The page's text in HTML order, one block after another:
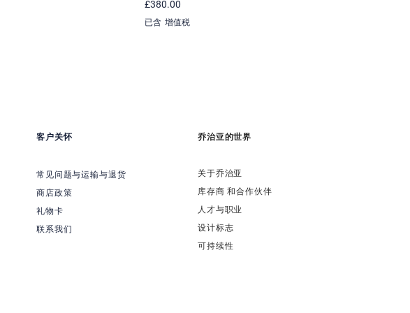
價格
£380.00
已含 增值税
客户关怀
常见问题与运输与退货
商店政策
礼物卡
联系我们
乔治亚的世界
关于乔治亚
​库存商 和合作伙伴
​人才与职业
​设计标志
可持续性